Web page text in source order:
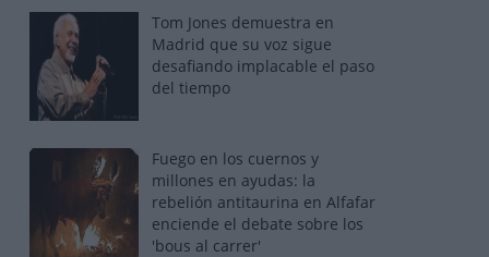
Tom Jones demuestra en
Madrid que su voz sigue
desafiando implacable el paso
del tiempo
Fuego en los cuernos y
millones en ayudas: la
rebelión antitaurina en Alfafar
enciende el debate sobre los
'bous al carrer'